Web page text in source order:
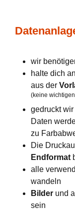
wir
halte dich
aus der
(keine
gedruckt wir
Daten
zu
Die
Endformat
alle
wandeln
Bilder und
sein